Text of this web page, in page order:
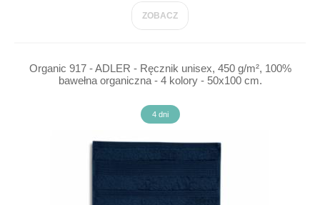
ZOBACZ
Organic 917 - ADLER - Ręcznik unisex, 450 g/m², 100%
bawełna organiczna - 4 kolory - 50x100 cm.
4 dni